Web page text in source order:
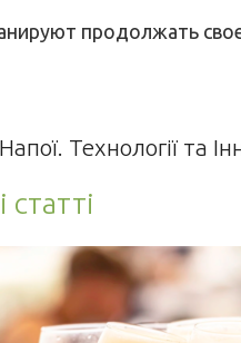
продолжать
Технології та
статті